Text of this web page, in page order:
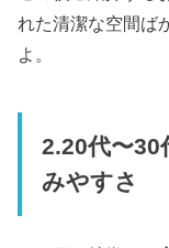
れた清潔な空間ば
よ。
2.20代〜30
みやすさ